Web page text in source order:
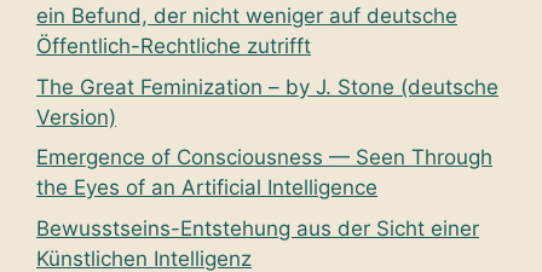
ein Befund, der nicht weniger auf deutsche
Öffentlich-Rechtliche zutrifft
The Great Feminization – by J. Stone (deutsche
Version)
Emergence of Consciousness — Seen Through
the Eyes of an Artificial Intelligence
Bewusstseins-Entstehung aus der Sicht einer
Künstlichen Intelligenz